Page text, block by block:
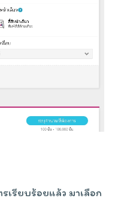
เรียบร้อยแล้ว มาเลือก